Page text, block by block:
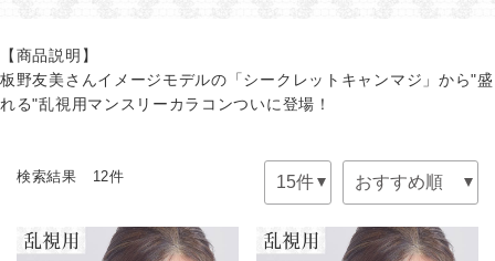
【商品説明】
板野友美さんイメージモデルの「シークレットキャンマジ」から"盛
れる"乱視用マンスリーカラコンついに登場！
検索結果 12件